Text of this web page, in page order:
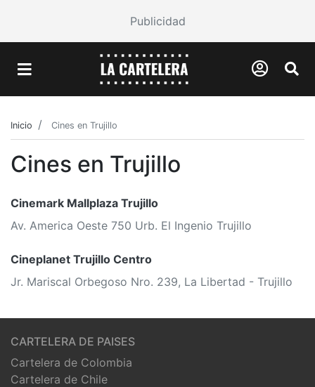
Publicidad
Inicio Cines en Trujillo
Cines en Trujillo
Cinemark Mallplaza Trujillo
Av. America Oeste 750 Urb. El Ingenio Trujillo
Cineplanet Trujillo Centro
Jr. Mariscal Orbegoso Nro. 239, La Libertad - Trujillo
CARTELERA DE PAISES
Cartelera de Colombia
Cartelera de Chile